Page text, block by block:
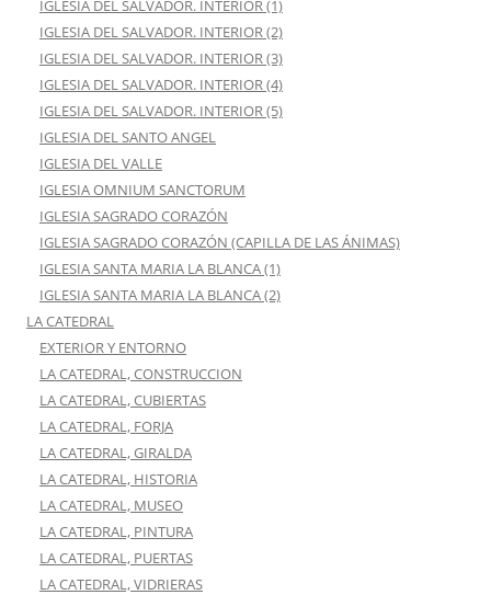
IGLESIA DEL SALVADOR. INTERIOR (1)
IGLESIA DEL SALVADOR. INTERIOR (2)
IGLESIA DEL SALVADOR. INTERIOR (3)
IGLESIA DEL SALVADOR. INTERIOR (4)
IGLESIA DEL SALVADOR. INTERIOR (5)
IGLESIA DEL SANTO ANGEL
IGLESIA DEL VALLE
IGLESIA OMNIUM SANCTORUM
IGLESIA SAGRADO CORAZÓN
IGLESIA SAGRADO CORAZÓN (CAPILLA DE LAS ÁNIMAS)
IGLESIA SANTA MARIA LA BLANCA (1)
IGLESIA SANTA MARIA LA BLANCA (2)
LA CATEDRAL
EXTERIOR Y ENTORNO
LA CATEDRAL, CONSTRUCCION
LA CATEDRAL, CUBIERTAS
LA CATEDRAL, FORJA
LA CATEDRAL, GIRALDA
LA CATEDRAL, HISTORIA
LA CATEDRAL, MUSEO
LA CATEDRAL, PINTURA
LA CATEDRAL, PUERTAS
LA CATEDRAL, VIDRIERAS